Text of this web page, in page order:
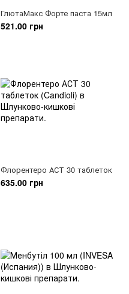
ГлютаМакс Форте паста 15мл
521.00 грн
Флорентеро АСТ 30 таблеток
635.00 грн